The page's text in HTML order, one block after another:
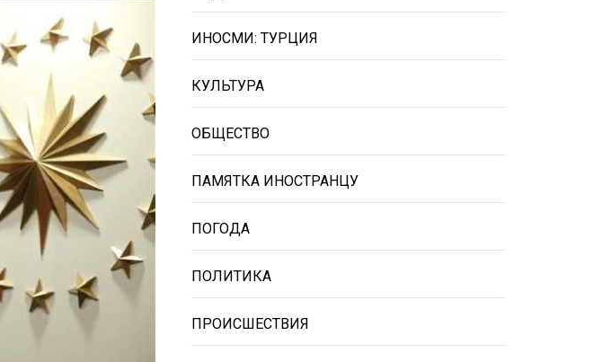
ИНОСМИ: ТУРЦИЯ
КУЛЬТУРА
ОБЩЕСТВО
ПАМЯТКА ИНОСТРАНЦУ
ПОГОДА
ПОЛИТИКА
ПРОИСШЕСТВИЯ